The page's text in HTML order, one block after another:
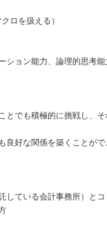
ロを扱える）
ション能力、論理的思考能
とでも積極的に挑戦し、そ
良好な関係を築くことが
している会計事務所）とコ